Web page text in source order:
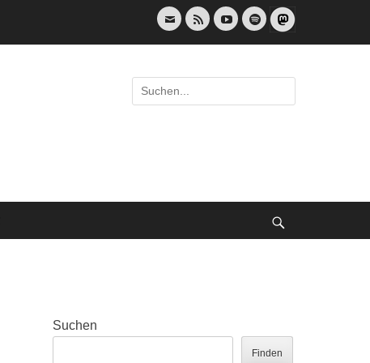
E-
Mail
Feed YouTubeSpotify
Suche
nach:
Suchen
Finden